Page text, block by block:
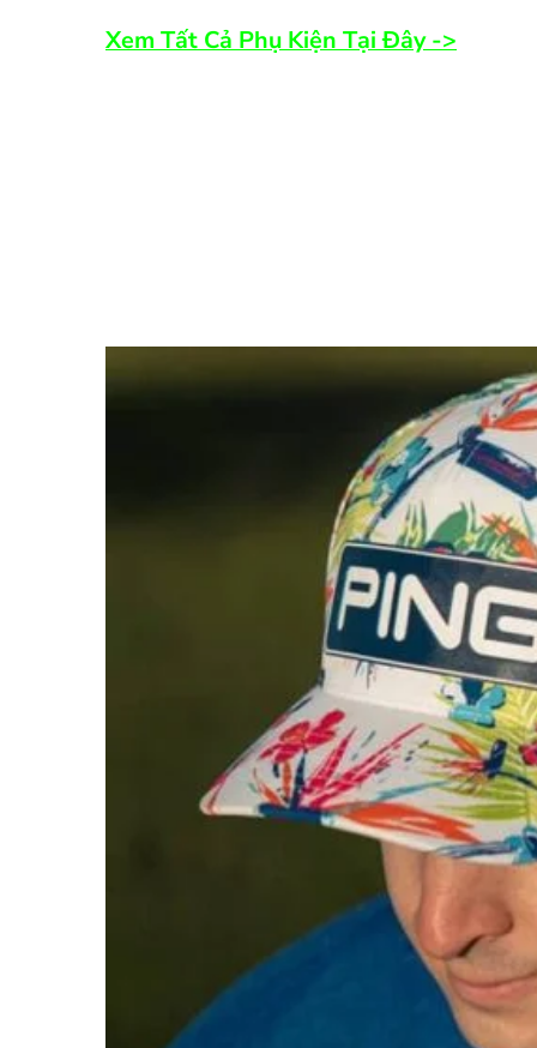
Xem Tất Cả Phụ Kiện Tại Đây ->